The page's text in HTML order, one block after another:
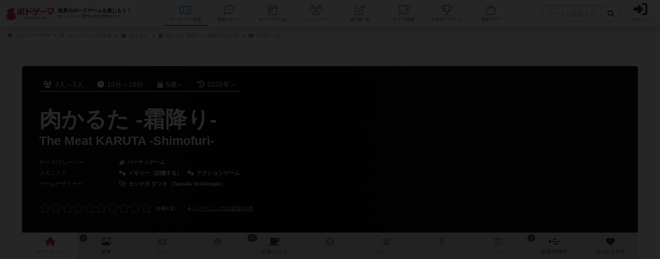
世界のボードゲームを楽しもう！
ボードゲーム専門の総合情報サイト
データベース コミュニティ 人気ボードゲーム ログイン
2人～5人 10分～15分 5歳～ 2025年～
肉かるた -霜降り-
The Meat KARUTA -Shimofuri-
テーマ/フレーバー ：
パーティゲーム
メカニクス
： メモリー（記憶する）
アクションゲーム
ゲームデザイナー
： ヨシナガ タツキ（Tatsuki Yoshinaga）
レーティングの登録/分布
ゲーム 画像 店舗/ カフェ 作 次のおすすめ